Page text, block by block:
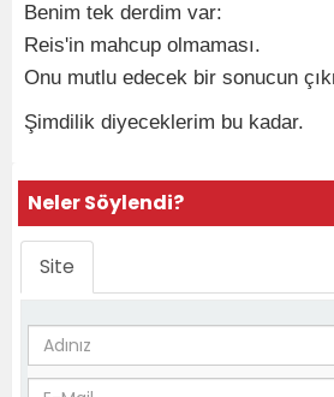
Benim tek derdim var:
Reis'in mahcup olmaması.
Onu mutlu edecek bir sonucun
Şimdilik diyeceklerim bu kadar.
Neler Söylendi?
Site